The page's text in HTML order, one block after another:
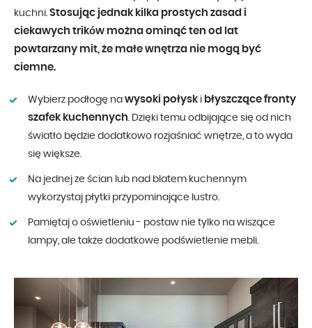
kuchni. Stosując jednak kilka prostych zasad i
ciekawych trików można ominąć ten od lat
powtarzany mit, że małe wnętrza nie mogą być
ciemne.
Wybierz podłogę na wysoki połysk i błyszczące fronty
szafek kuchennych. Dzięki temu odbijające się od nich
światło będzie dodatkowo rozjaśniać wnętrze, a to wyda
się większe.
Na jednej ze ścian lub nad blatem kuchennym
wykorzystaj płytki przypominające lustro.
Pamiętaj o oświetleniu - postaw nie tylko na wiszące
lampy, ale także dodatkowe podświetlenie mebli.